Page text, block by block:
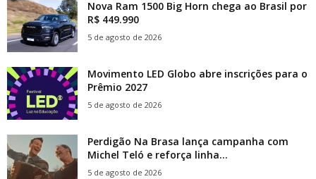
Nova Ram 1500 Big Horn chega ao Brasil por
R$ 449.990
5 de agosto de 2026
Movimento LED Globo abre inscrições para o
Prêmio 2027
5 de agosto de 2026
Perdigão Na Brasa lança campanha com
Michel Teló e reforça linha...
5 de agosto de 2026